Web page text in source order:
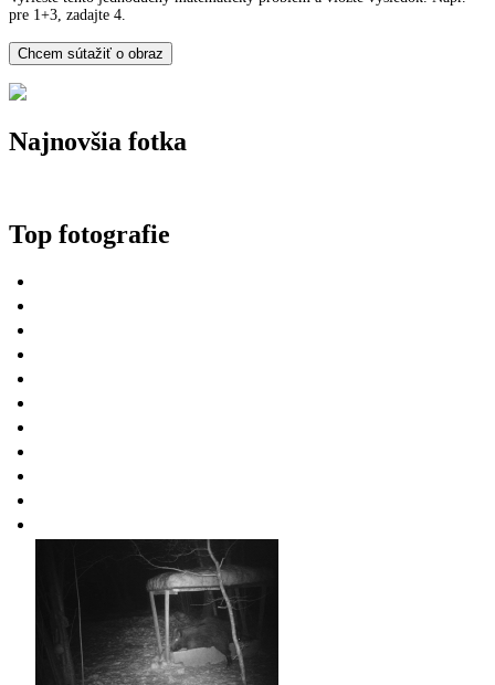
pre 1+3, zadajte 4.
Najnovšia fotka
Top fotografie